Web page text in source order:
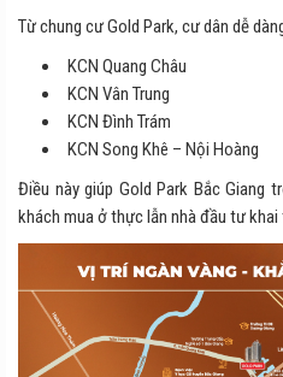
Từ chung cư Gold Park, cư dân dễ
KCN Quang Châu
KCN Vân Trung
KCN Đình Trám
KCN Song Khê – Nội Hoàng
Điều này giúp Gold Park Bắc Giang
khách mua ở thực lẫn nhà đầu tư